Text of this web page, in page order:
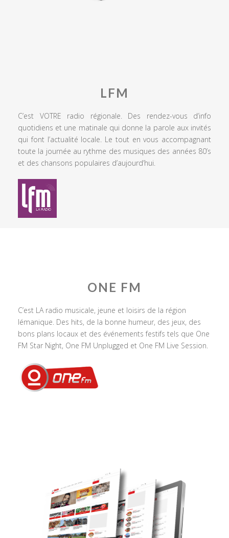
LFM
C’est VOTRE radio régionale. Des rendez-vous d’info
quotidiens et une matinale qui donne la parole aux invités
qui font l’actualité locale. Le tout en vous accompagnant
toute la journée au rythme des musiques des années 80’s
et des chansons populaires d’aujourd’hui.
ONE FM
C’est LA radio musicale, jeune et loisirs de la région
lémanique. Des hits, de la bonne humeur, des jeux, des
bons plans locaux et des événements festifs tels que One
FM Star Night, One FM Unplugged et One FM Live Session.